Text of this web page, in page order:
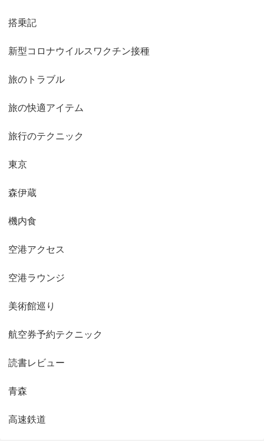
搭乗記
新型コロナウイルスワクチン接種
旅のトラブル
旅の快適アイテム
旅行のテクニック
東京
森伊蔵
機内食
空港アクセス
空港ラウンジ
美術館巡り
航空券予約テクニック
読書レビュー
青森
高速鉄道